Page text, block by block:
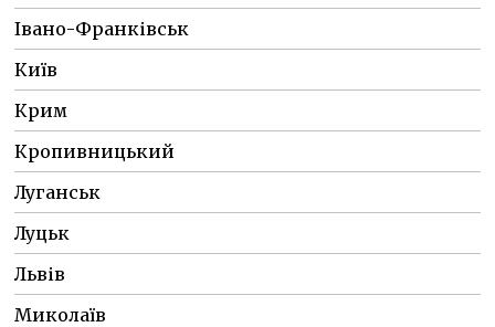
Івано-Франківськ
Київ
Крим
Кропивницький
Луганськ
Луцьк
Львів
Миколаїв